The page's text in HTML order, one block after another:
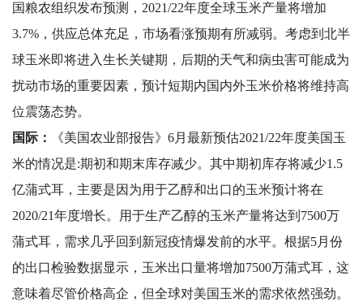
国粮农组织发布预测，2021/22年度全球玉米产量将增加
3.7%，供应总体充足，市场看涨预期有所减弱。考虑到北半
球玉米即将进入生长关键期，后期的天气和病虫害可能成为
扰动市场的重要因素，预计短期内国内外玉米价格将维持高
位震荡态势。
国际：
《美国农业部报告》6月最新预估2021/22年度美国玉
米的情况是:期初和期末库存减少。其中期初库存将减少1.5
亿蒲式耳，主要是因为用于乙醇和出口的玉米预计将在
2020/21年度增长。用于生产乙醇的玉米产量将达到7500万
蒲式耳，需求几乎回到新冠疫情爆发前的水平。根据5月份
的出口检验数据显示，玉米出口量将增加7500万蒲式耳，这
意味着尽管价格高企，但全球对美国玉米的需求依然强劲。